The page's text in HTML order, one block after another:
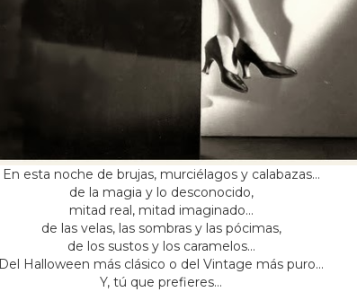
En esta noche de brujas, murciélagos y calabazas…
de la magia y lo desconocido,
mitad real, mitad imaginado…
de las velas, las sombras y las pócimas,
de los sustos y los caramelos…
Del Halloween más clásico o del Vintage más puro…
Y, tú que prefieres…